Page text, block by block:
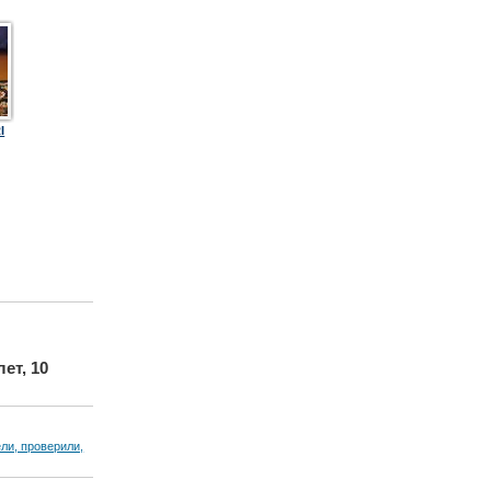
10
проверили,